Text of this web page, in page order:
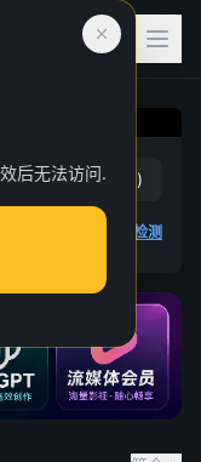
(1) 踩 )
播放检测
后无法访问.